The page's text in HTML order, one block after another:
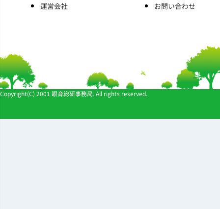
運営会社
お問い合わせ
Copyright(C) 2001 眼育総研事務局. All rights reserved.